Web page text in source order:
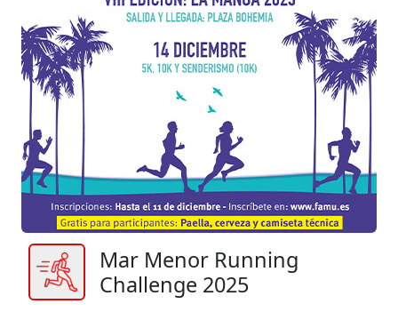
Mar Menor Running
Challenge 2025